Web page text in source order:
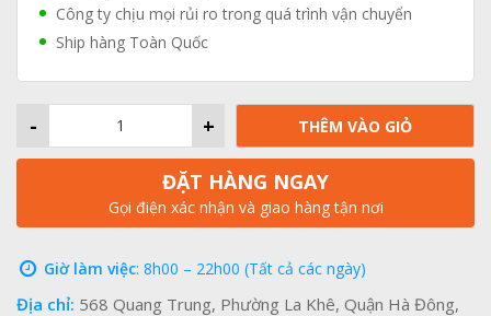
Công ty chịu mọi rủi ro trong quá trình vận chuyển
Ship hàng Toàn Quốc
+
- THÊM VÀO GIỎ
ĐẶT HÀNG NGAY
Gọi điện xác nhận và giao hàng tận nơi
Giờ làm việc: 8h00 – 22h00 (Tất cả các ngày)
Địa chỉ: 568 Quang Trung, Phường La Khê, Quận Hà Đông,